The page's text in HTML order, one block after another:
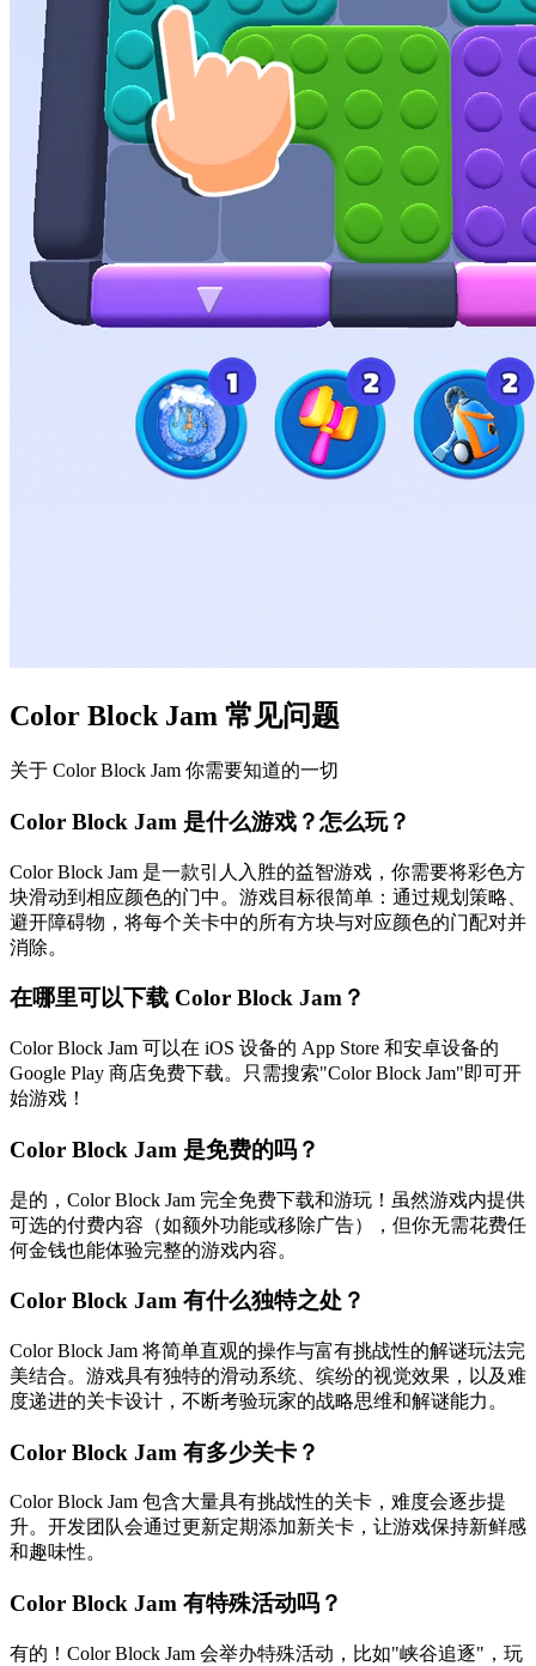
Color Block Jam 常见问题
关于 Color Block Jam 你需要知道的一切
Color Block Jam 是什么游戏？怎么玩？
Color Block Jam 是一款引人入胜的益智游戏，你需要将彩色方
块滑动到相应颜色的门中。游戏目标很简单：通过规划策略、
避开障碍物，将每个关卡中的所有方块与对应颜色的门配对并
消除。
在哪里可以下载 Color Block Jam？
Color Block Jam 可以在 iOS 设备的 App Store 和安卓设备的
Google Play 商店免费下载。只需搜索"Color Block Jam"即可开
始游戏！
Color Block Jam 是免费的吗？
是的，Color Block Jam 完全免费下载和游玩！虽然游戏内提供
可选的付费内容（如额外功能或移除广告），但你无需花费任
何金钱也能体验完整的游戏内容。
Color Block Jam 有什么独特之处？
Color Block Jam 将简单直观的操作与富有挑战性的解谜玩法完
美结合。游戏具有独特的滑动系统、缤纷的视觉效果，以及难
度递进的关卡设计，不断考验玩家的战略思维和解谜能力。
Color Block Jam 有多少关卡？
Color Block Jam 包含大量具有挑战性的关卡，难度会逐步提
升。开发团队会通过更新定期添加新关卡，让游戏保持新鲜感
和趣味性。
Color Block Jam 有特殊活动吗？
有的！Color Block Jam 会举办特殊活动，比如"峡谷追逐"，玩